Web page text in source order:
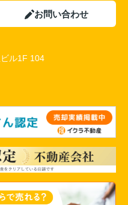
お問い合わせ
ル1F 104